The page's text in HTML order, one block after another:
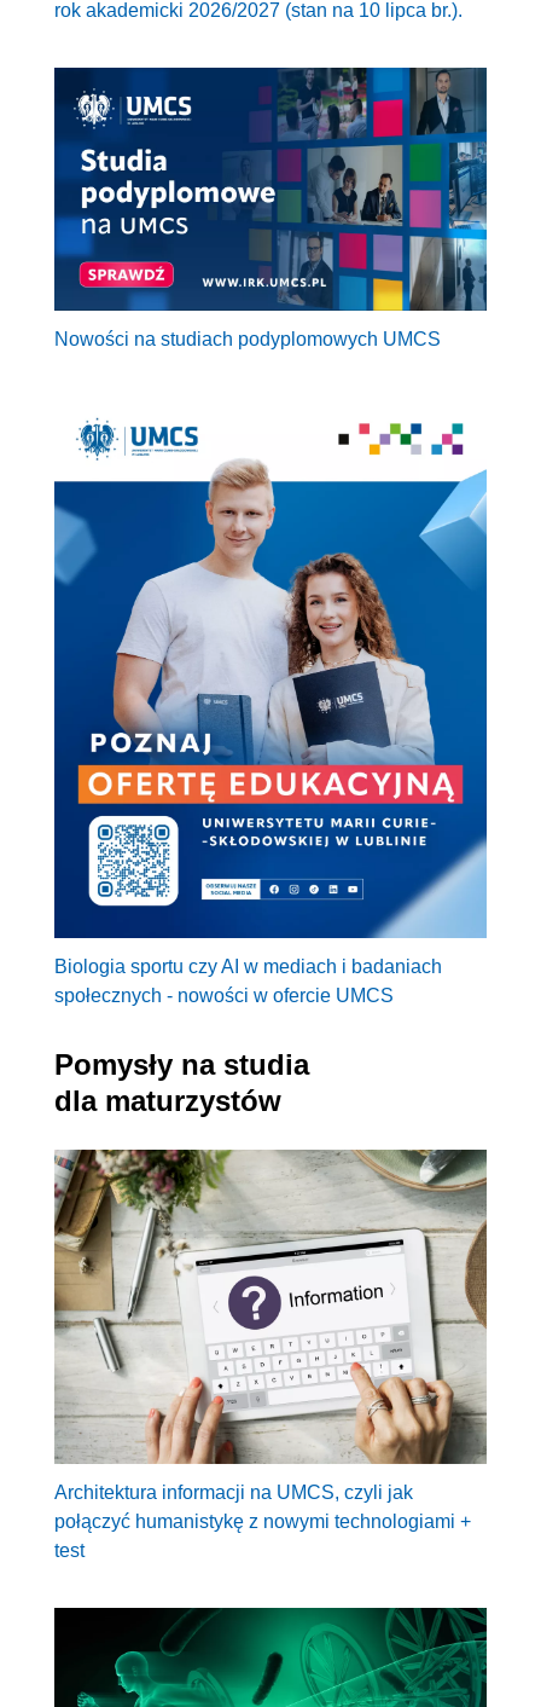
rok akademicki 2026/2027 (stan na 10 lipca br.).
Nowości na studiach podyplomowych UMCS
Biologia sportu czy AI w mediach i badaniach
społecznych - nowości w ofercie UMCS
Pomysły na studia
dla maturzystów
Architektura informacji na UMCS, czyli jak
połączyć humanistykę z nowymi technologiami +
test